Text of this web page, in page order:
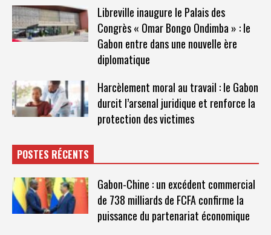
Libreville inaugure le Palais des
Congrès « Omar Bongo Ondimba » : le
Gabon entre dans une nouvelle ère
diplomatique
Harcèlement moral au travail : le Gabon
durcit l’arsenal juridique et renforce la
protection des victimes
POSTES RÉCENTS
Gabon-Chine : un excédent commercial
de 738 milliards de FCFA confirme la
puissance du partenariat économique